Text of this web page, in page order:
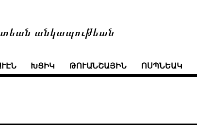
անկապութեան
ԽՑԻԿ ԹՈՒԱՆՇԱՅԻՆ ՈՍՊՆԵԱԿ